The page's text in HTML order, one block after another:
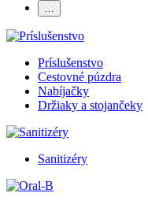
…
Príslušenstvo
Cestovné púzdra
Nabíjačky
Držiaky a stojančeky
Sanitizéry